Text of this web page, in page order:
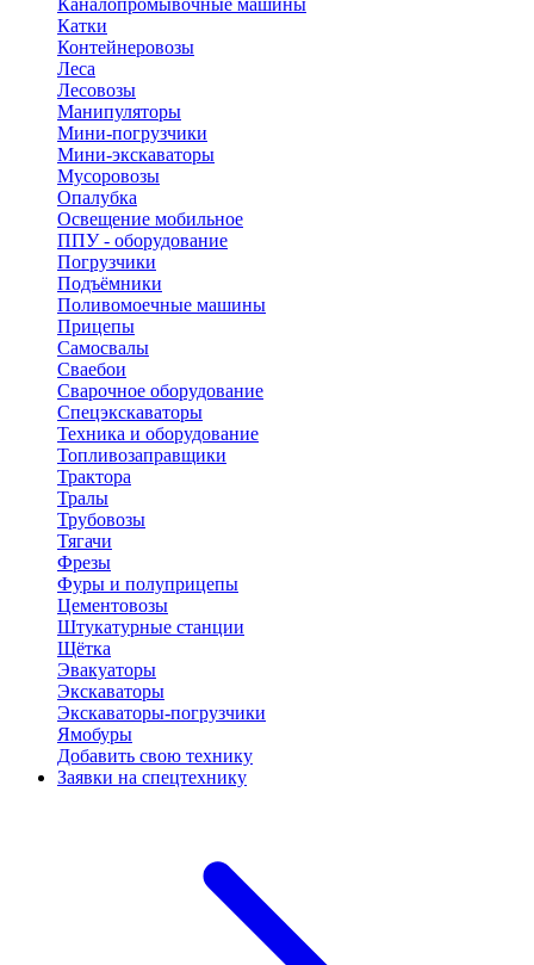
Каналопромывочные машины
Катки
Контейнеровозы
Леса
Лесовозы
Манипуляторы
Мини-погрузчики
Мини-экскаваторы
Мусоровозы
Опалубка
Освещение мобильное
ППУ - оборудование
Погрузчики
Подъёмники
Поливомоечные машины
Прицепы
Самосвалы
Сваебои
Сварочное оборудование
Спецэкскаваторы
Техника и оборудование
Топливозаправщики
Трактора
Тралы
Трубовозы
Тягачи
Фрезы
Фуры и полуприцепы
Цементовозы
Штукатурные станции
Щётка
Эвакуаторы
Экскаваторы
Экскаваторы-погрузчики
Ямобуры
Добавить свою технику
Заявки на спецтехнику